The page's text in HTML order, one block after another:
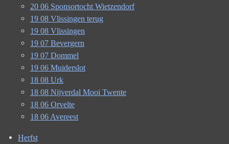
20 06 Sponsortocht Wietzendorf
19 08 Vlissingen terug
19 08 Vlissingen
19 07 Bevergern
19 07 Dommel
19 06 Muiderslot
18 08 Urk
18 08 Nijverdal Mooi Twente
18 06 Orvelte
18 06 Avereest
Herfst